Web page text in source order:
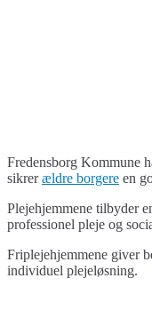
Fredensborg Kommune
sikrerældre borgere en
Plejehjemmene tilbyder
professionel pleje og
Friplejehjemmene giver
individuel plejeløsning.